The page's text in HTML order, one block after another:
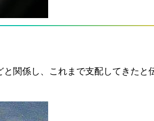
関係し、これまで支配してきたと